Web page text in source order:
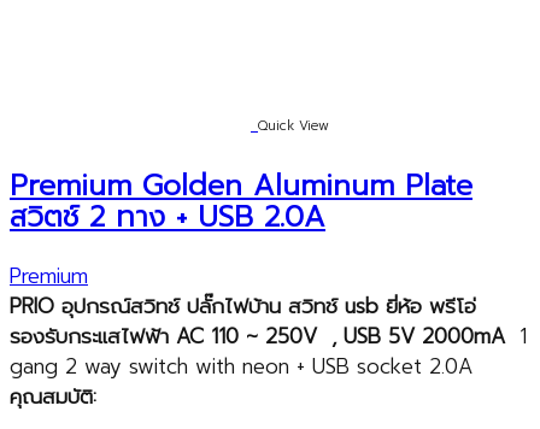
Quick View
Premium Golden Aluminum Plate
สวิตช์ 2 ทาง + USB 2.0A
Premium
PRIO อุปกรณ์สวิทช์ ปลั๊กไฟบ้าน สวิทช์usb ยี่ห้อ พรีโอ่
รองรับกระแสไฟฟ้า AC 110 ~ 250V , USB 5V 2000mA 1
gang 2 way switch with neon + USB socket 2.0A
คุณสมบัติ: